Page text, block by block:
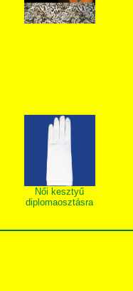
Női kesztyű
diplomaosztásra